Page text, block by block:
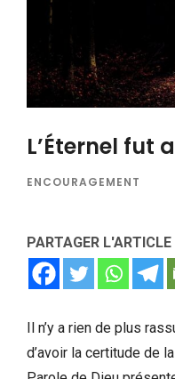
L’Éternel fut
ENCOURAGEMENT
PARTAGER L'ARTICLE
Il n’y a rien de plus
d’avoir la certitude de